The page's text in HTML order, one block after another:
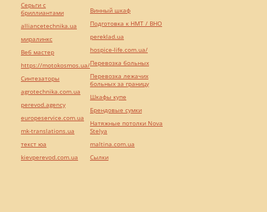
Серьги с
бриллиантами
alliancetechnika.ua
миралинкс
Веб мастер
https://motokosmos.ua/
Синтезаторы
agrotechnika.com.ua
perevod.agency
europeservice.com.ua
mk-translations.ua
текст юа
kievperevod.com.ua
Винный шкаф
Подготовка к НМТ / ВНО
pereklad.ua
hospice-life.com.ua/
Перевозка больных
Перевозка лежачих
больных за границу
Шкафы купе
Брендовые сумки
Натяжные потолки Nova
Stelya
maltina.com.ua
Cылки